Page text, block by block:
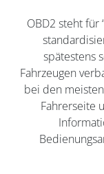
OBD2 steht für
spätestens
Fahrzeugen
bei den
Fahrerseite